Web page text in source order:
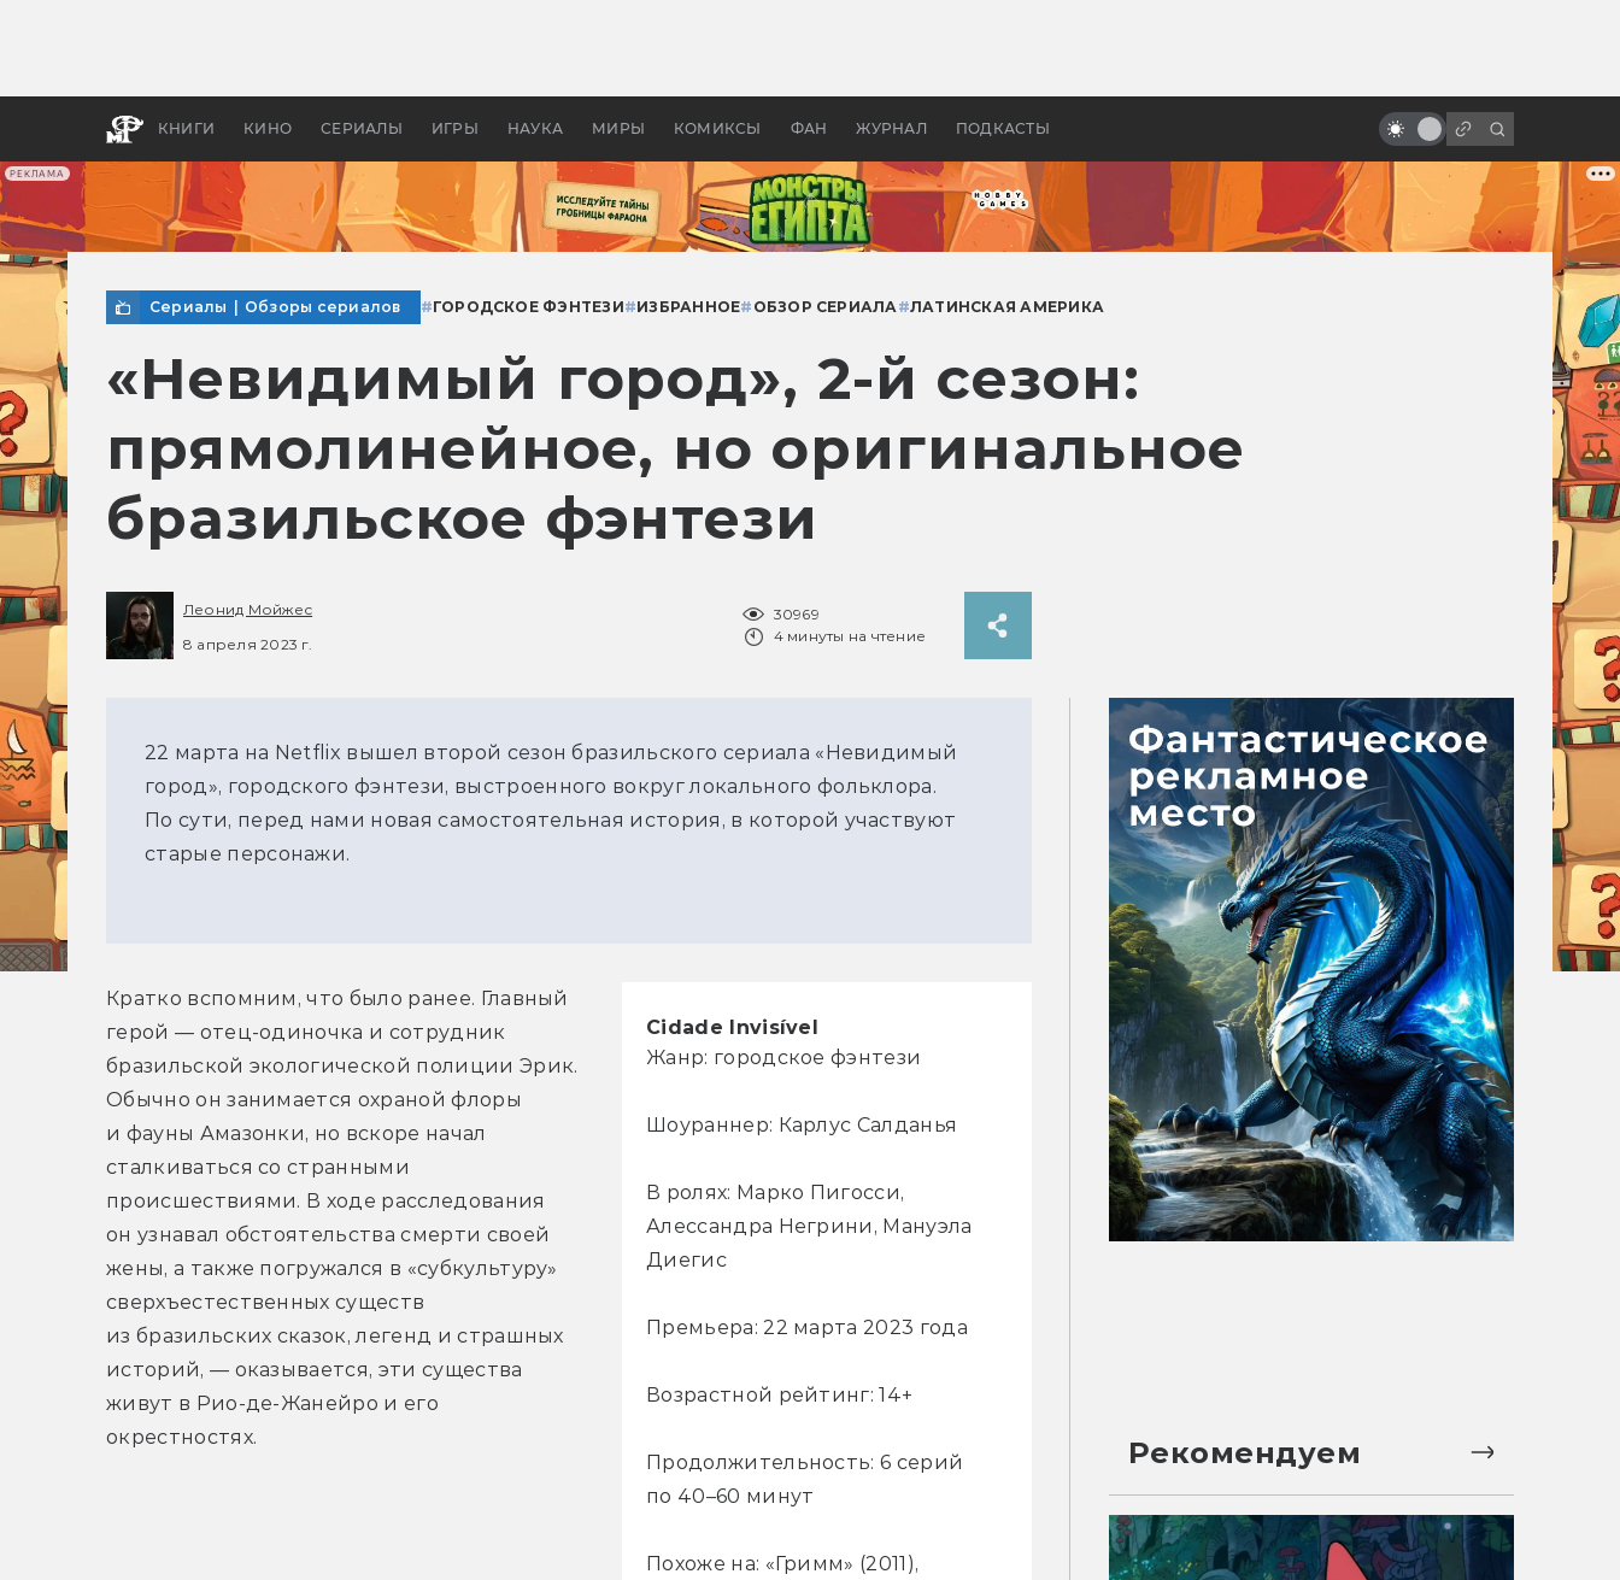
РЕКЛАМА
КНИГИ КИНО СЕРИАЛЫ ИГРЫ НАУКА МИРЫ КОМИКСЫ ФАН ЖУРНАЛ ПОДКАСТЫ
апокалипсис, в России —
бы «Властелина колец»
маньяк
Сериалы Обзоры сериалов #ГОРОДСКОЕ ФЭНТЕЗИ#ИЗБРАННОЕ# ОБЗОР СЕРИАЛА#ЛАТИНСКАЯ АМЕРИКА
«Невидимый город», 2-й сезон:
прямолинейное, но оригинальное
бразильское фэнтези
Леонид Мойжес
8 апреля 2023 г.
30969
4 минуты на чтение
22 марта на Netflix вышел второй сезон бразильского сериала «Невидимый
город», городского фэнтези, выстроенного вокруг локального фольклора.
По сути, перед нами новая самостоятельная история, в которой участвуют
старые персонажи.
Cidade Invisível
Жанр: городское фэнтези
Шоураннер: Карлус Салданья
В ролях: Марко Пигосси,
Алессандра Негрини, Мануэла
Диегис
Премьера: 22 марта 2023 года
Возрастной рейтинг: 14+
Продолжительность: 6 серий
по 40–60 минут
Похоже на: «Гримм» (2011),
Кратко вспомним, что было ранее. Главный
герой — отец-одиночка и сотрудник
бразильской экологической полиции Эрик.
Обычно он занимается охраной флоры
и фауны Амазонки, но вскоре начал
сталкиваться со странными
происшествиями. В ходе расследования
он узнавал обстоятельства смерти своей
жены, а также погружался в «субкультуру»
сверхъестественных существ
из бразильских сказок, легенд и страшных
историй, — оказывается, эти существа
живут в Рио-де-Жанейро и его
окрестностях.
Рекомендуем